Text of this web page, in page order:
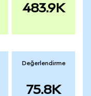
483.9K
Değerlendirme
75.8K